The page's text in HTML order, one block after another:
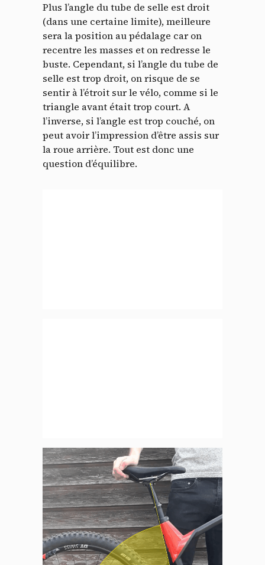
Plus l’angle du tube de selle est droit
(dans une certaine limite), meilleure
sera la position au pédalage car on
recentre les masses et on redresse le
buste. Cependant, si l’angle du tube de
selle est trop droit, on risque de se
sentir à l’étroit sur le vélo, comme si le
triangle avant était trop court. A
l’inverse, si l’angle est trop couché, on
peut avoir l’impression d’être assis sur
la roue arrière. Tout est donc une
question d’équilibre.